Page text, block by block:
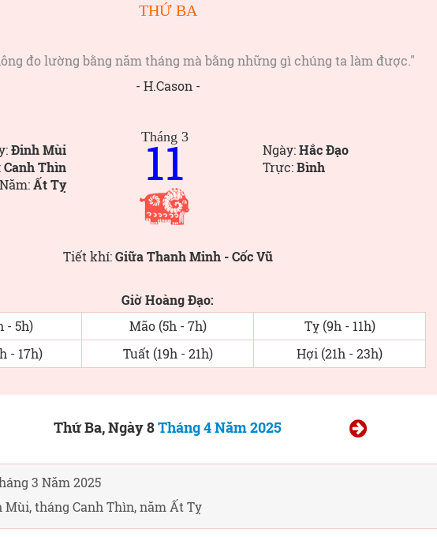
THỨ BA
đo lường bằng năm tháng mà bằng những gì chúng ta làm được."
- H.Cason -
Đinh Mùi
Canh Thìn
Năm:Ất Tỵ
Tháng 3
11 Ngày:Hắc Đạo
Trực:Bình
Tiết khí:Giữa Thanh Minh - Cốc Vũ
Giờ Hoàng Đạo:
- 5h)
Mão (5h - 7h)
Tỵ (9h - 11h)
- 17h)
Tuất (19h - 21h) Hợi (21h - 23h)
Thứ Ba, Ngày 8Tháng 4 Năm 2025
3 Năm 2025
Mùi, tháng Canh Thìn, năm Ất Tỵ